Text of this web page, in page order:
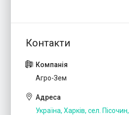
Агро-Зем
Україна, Харків, сел. Пісочин,